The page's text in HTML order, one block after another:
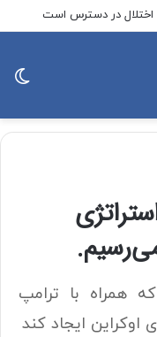
اختلال در دسترس است
همراه با ترامپ
اوکراین ایجاد کند